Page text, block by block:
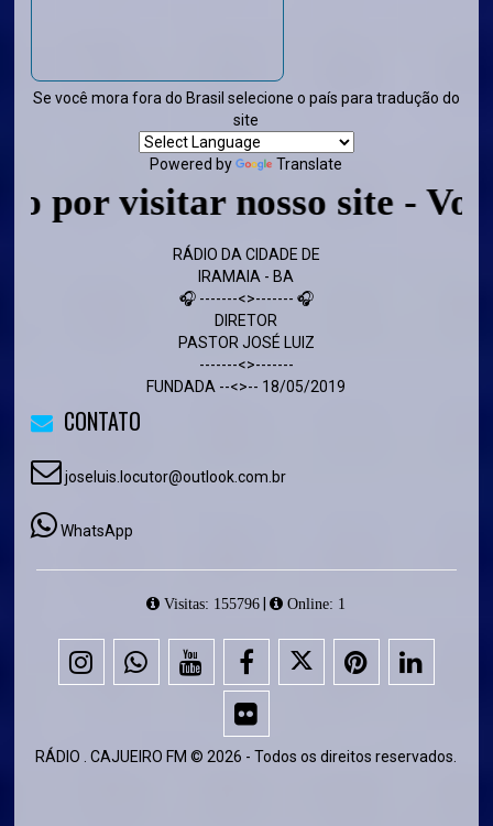
Se você mora fora do Brasil selecione o país para tradução do
site
Powered by Translate
nosso site - Volte
RÁDIO DA CIDADE DE
IRAMAIA - BA
🎧 -------<>------- 🎧
DIRETOR
PASTOR JOSÉ LUIZ
-------<>-------
FUNDADA --<>-- 18/05/2019
CONTATO
joseluis.locutor@outlook.com.br
WhatsApp
Visitas: 155796 | Online: 1
RÁDIO . CAJUEIRO FM © 2026 - Todos os direitos reservados.